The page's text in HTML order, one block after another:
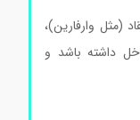
وارفارین)،
داشته باشد و